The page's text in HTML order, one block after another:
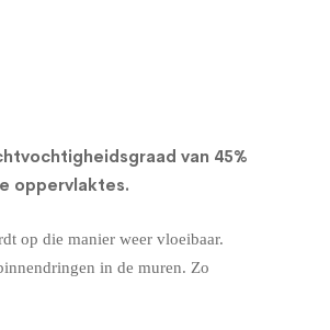
van 45%
oppervlaktes.
op die manier weer vloeibaar.
in de muren. Zo